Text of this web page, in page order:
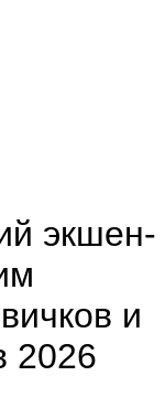
экшен-
и
2026